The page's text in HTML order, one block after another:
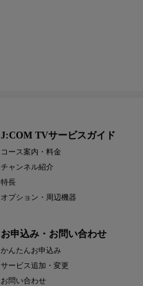
J:COM TVサービスガイド
コース案内・料金
チャンネル紹介
特長
オプション・周辺機器
お申込み・お問い合わせ
かんたんお申込み
サービス追加・変更
お問い合わせ